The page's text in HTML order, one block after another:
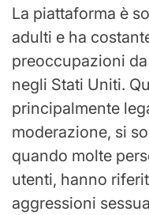
La piattaforma è
adulti e ha
preoccupazioni
negli Stati Uniti.
principalmente
moderazione, si
quando molte
utenti, hanno
aggressioni